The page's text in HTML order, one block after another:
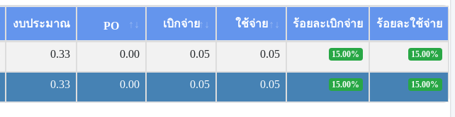
งบประมาณ PO เบิกจ่าย ใช้จ่าย ร้อยละเบิกจ่าย ร้อยละใช้จ่าย
0.33 0.00 0.05 0.05 15.00% 15.00%
0.33 0.00 0.05 0.05 15.00% 15.00%